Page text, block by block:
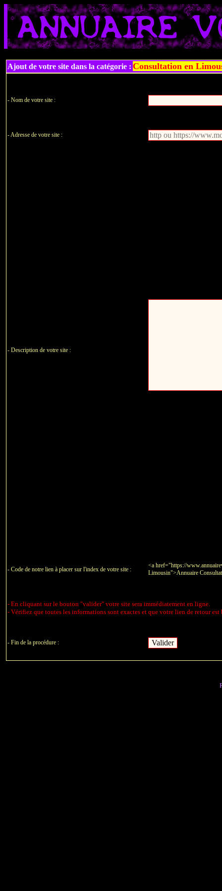
Ajout de votre site dans la catégorie : Consultation en
- Nom de votre site :
- Adresse de votre site :
- Description de votre site :
- Code de notre lien à placer sur l'index de votre site :
<a href="https://
Limousin">Annuaire
- En cliquant sur le bouton "valider" votre site sera immédiatement en ligne.
- Vérifiez que toutes les informations sont exactes et que votre lien de retour est
- Fin de la procédure :